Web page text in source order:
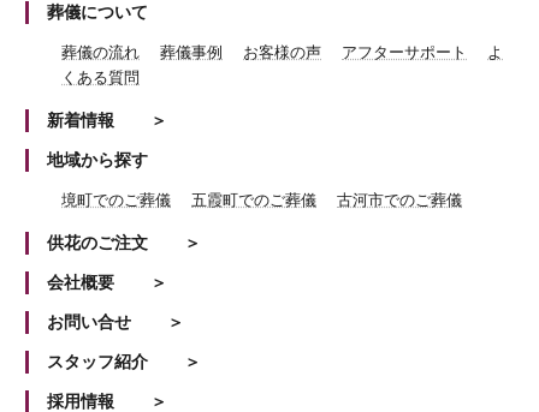
葬儀について
葬儀の流れ 葬儀事例 お客様の声 アフターサポート
よ
くある質問
新着情報
地域から探す
境町でのご葬儀 五霞町でのご葬儀 古河市でのご葬儀
供花のご注文
会社概要
お問い合せ
スタッフ紹介
採用情報